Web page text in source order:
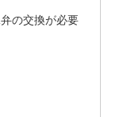
の交換が必要